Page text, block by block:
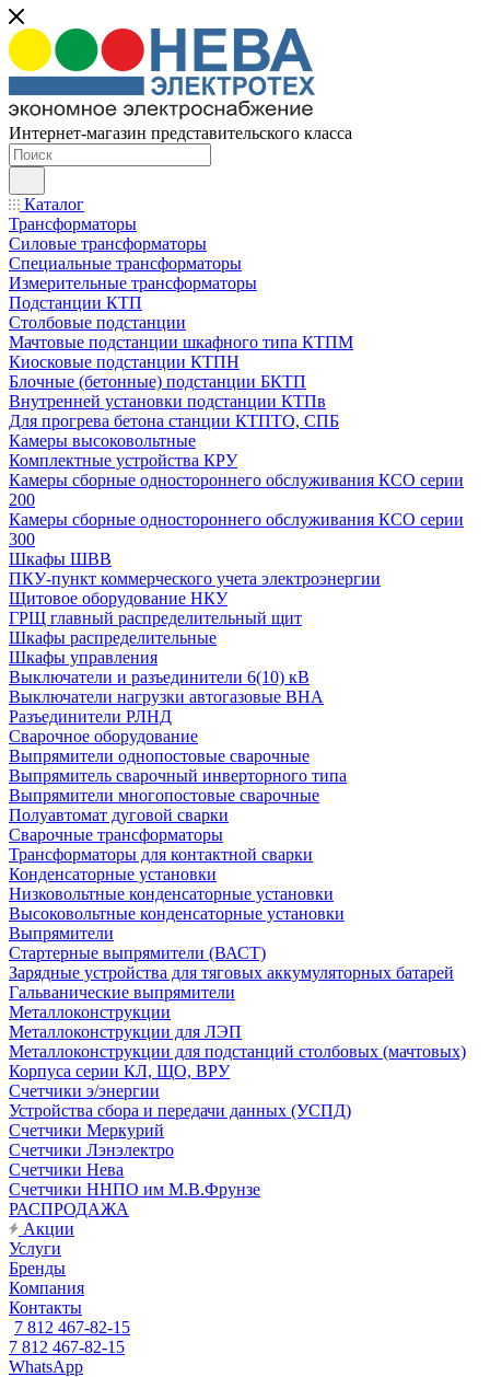
Интернет-магазин представительского класса
Каталог
Трансформаторы
Силовые трансформаторы
Специальные трансформаторы
Измерительные трансформаторы
Подстанции КТП
Столбовые подстанции
Мачтовые подстанции шкафного типа КТПМ
Киосковые подстанции КТПН
Блочные (бетонные) подстанции БКТП
Внутренней установки подстанции КТПв
Для прогрева бетона станции КТПТО, СПБ
Камеры высоковольтные
Комплектные устройства КРУ
Камеры сборные одностороннего обслуживания КСО серии
200
Камеры сборные одностороннего обслуживания КСО серии
300
Шкафы ШВВ
ПКУ-пункт коммерческого учета электроэнергии
Щитовое оборудование НКУ
ГРЩ главный распределительный щит
Шкафы распределительные
Шкафы управления
Выключатели и разъединители 6(10) кВ
Выключатели нагрузки автогазовые ВНА
Разъединители РЛНД
Сварочное оборудование
Выпрямители однопостовые сварочные
Выпрямитель сварочный инверторного типа
Выпрямители многопостовые сварочные
Полуавтомат дуговой сварки
Сварочные трансформаторы
Трансформаторы для контактной сварки
Конденсаторные установки
Низковольтные конденсаторные установки
Высоковольтные конденсаторные установки
Выпрямители
Стартерные выпрямители (ВАСТ)
Зарядные устройства для тяговых аккумуляторных батарей
Гальванические выпрямители
Металлоконструкции
Металлоконструкции для ЛЭП
Металлоконструкции для подстанций столбовых (мачтовых)
Корпуса серии КЛ, ЩО, ВРУ
Счетчики э/энергии
Устройства сбора и передачи данных (УСПД)
Счетчики Меркурий
Счетчики Лэнэлектро
Счетчики Нева
Счетчики ННПО им М.В.Фрунзе
РАСПРОДАЖА
Акции
Услуги
Бренды
Компания
Контакты
7 812 467-82-15
7 812 467-82-15
WhatsApp